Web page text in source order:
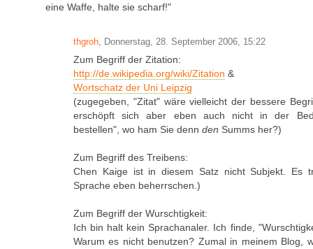
eine Waffe, halte sie scharf!"
thgroh, Donnerstag, 28. September 2006, 15:22
Zum Begriff der Zitation:
http://de.wikipedia.org/wiki/Zitation &
Wortschatz der Uni Leipzig
(zugegeben, "Zitat" wäre vielleicht der bessere
erschöpft sich aber eben auch nicht in der
bestellen", wo ham Sie denn den Summs her?)
Zum Begriff des Treibens:
Chen Kaige ist in diesem Satz nicht Subjekt. Es
Sprache eben beherrschen.)
Zum Begriff der Wurschtigkeit:
Ich bin halt kein Sprachanaler. Ich finde,
Warum es nicht benutzen? Zumal in meinem Blog,